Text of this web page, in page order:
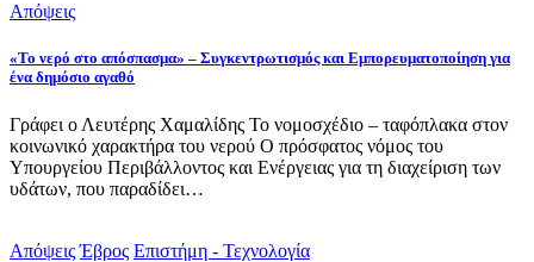
Απόψεις
«Το νερό στο απόσπασμα» – Συγκεντρωτισμός και Εμπορευματοποίηση για
ένα δημόσιο αγαθό
Γράφει ο Λευτέρης Χαμαλίδης Το νομοσχέδιο – ταφόπλακα στον
κοινωνικό χαρακτήρα του νερού Ο πρόσφατος νόμος του
Υπουργείου Περιβάλλοντος και Ενέργειας για τη διαχείριση των
υδάτων, που παραδίδει…
Απόψεις Έβρος Επιστήμη - Τεχνολογία